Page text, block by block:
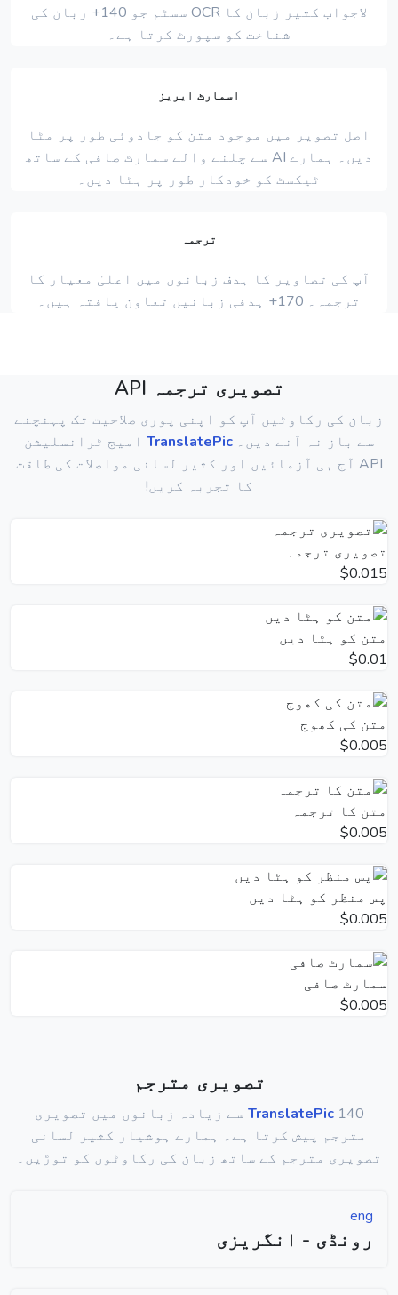
لاجواب کثیر زبان کا OCR سسٹم جو 140+ زبان کی
شناخت کو سپورٹ کرتا ہے۔
اسمارٹ ایریز
اصل تصویر میں موجود متن کو جادوئی طور پر مٹا
دیں۔ ہمارے AI سے چلنے والے سمارٹ صافی کے ساتھ
ٹیکسٹ کو خودکار طور پر ہٹا دیں۔
ترجمہ
آپ کی تصاویر کا ہدف زبانوں میں اعلیٰ معیار کا
ترجمہ۔ 170+ ہدفی زبانیں تعاون یافتہ ہیں۔
تصویری ترجمہ API
زبان کی رکاوٹیں آپ کو اپنی پوری صلاحیت تک پہنچنے
سے باز نہ آنے دیں۔TranslatePic امیج ٹرانسلیشن
API آج ہی آزمائیں اور کثیر لسانی مواصلات کی طاقت
کا تجربہ کریں!
تصویری ترجمہ
$0.015
متن کو ہٹا دیں
$0.01
متن کی کھوج
$0.005
متن کا ترجمہ
$0.005
پس منظر کو ہٹا دیں
$0.005
سمارٹ صافی
$0.005
تصویری مترجم
TranslatePic 140 سے زیادہ زبانوں میں تصویری
مترجم پیش کرتا ہے۔ ہمارے ہوشیار کثیر لسانی
تصویری مترجم کے ساتھ زبان کی رکاوٹوں کو توڑیں۔
eng
رونڈی - انگریزی